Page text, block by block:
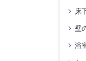
床
壁
浴